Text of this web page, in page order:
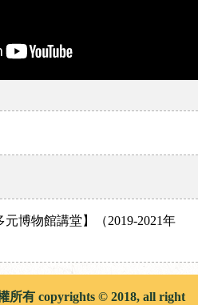
博物館講堂】（2019-2021年
所有 copyrights © 2018, all right